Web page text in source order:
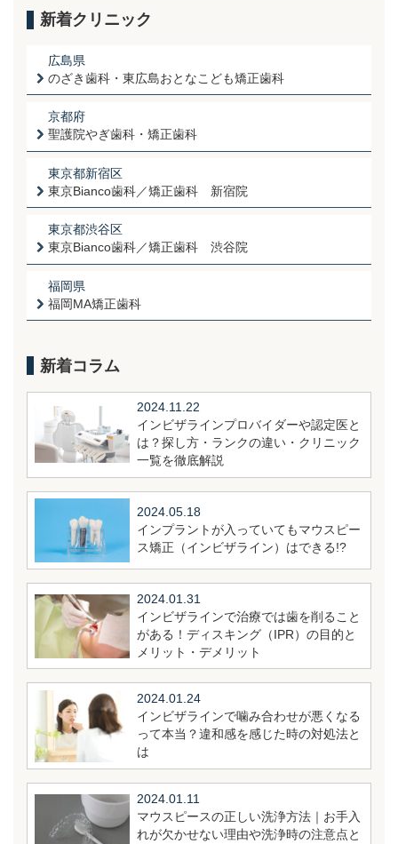
新着クリニック
広島県
のざき歯科・東広島おとなこども矯正歯科
京都府
聖護院やぎ歯科・矯正歯科
東京都新宿区
東京Bianco歯科／矯正歯科 新宿院
東京都渋谷区
東京Bianco歯科／矯正歯科 渋谷院
福岡県
福岡MA矯正歯科
新着コラム
2024.11.22
インビザラインプロバイダーや認定医と
は？探し方・ランクの違い・クリニック
一覧を徹底解説
2024.05.18
インプラントが入っていてもマウスピー
ス矯正（インビザライン）はできる!?
2024.01.31
インビザラインで治療では歯を削ること
がある！ディスキング（IPR）の目的と
メリット・デメリット
2024.01.24
インビザラインで噛み合わせが悪くなる
って本当？違和感を感じた時の対処法と
は
2024.01.11
マウスピースの正しい洗浄方法｜お手入
れが欠かせない理由や洗浄時の注意点と